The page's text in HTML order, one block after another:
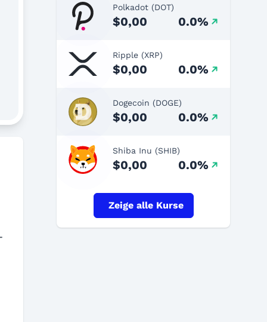
Polkadot (DOT)
$0,00 0.0%
Ripple (XRP)
$0,00 0.0%
Dogecoin (DOGE)
$0,00 0.0%
Shiba Inu (SHIB)
$0,00 0.0%
Zeige alle Kurse